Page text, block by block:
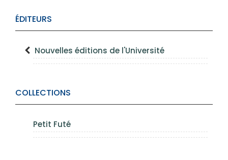
ÉDITEURS
Nouvelles éditions de l'Université
COLLECTIONS
Petit Futé